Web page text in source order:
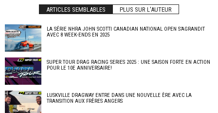
ARTICLES SEMBLABLES PLUS SUR L'AUTEUR
LA SÉRIE NHRA JOHN SCOTTI CANADIAN NATIONAL OPEN S’AGRANDIT
AVEC 8 WEEK-ENDS EN 2025
SUPER TOUR DRAG RACING SERIES 2025 : UNE SAISON FORTE EN ACTION
POUR LE 10E ANNIVERSAIRE!
LUSKVILLE DRAGWAY ENTRE DANS UNE NOUVELLE ÈRE AVEC LA
TRANSITION AUX FRÈRES ANGERS